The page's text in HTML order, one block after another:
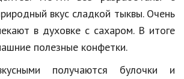
вкус сладкой тыквы. Очень
в духовке с сахаром. В итоге
полезные конфетки.
получаются булочки и